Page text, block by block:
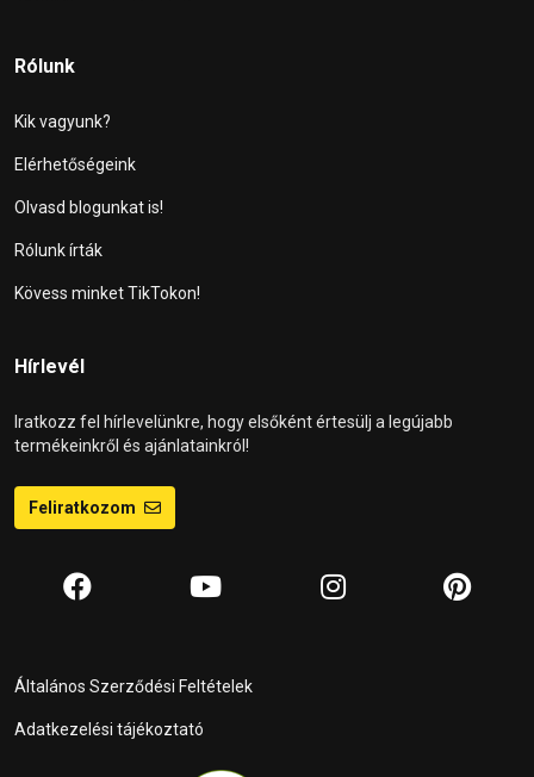
Rólunk
Kik vagyunk?
Elérhetőségeink
Olvasd blogunkat is!
Rólunk írták
Kövess minket TikTokon!
Hírlevél
Iratkozz fel hírlevelünkre, hogy elsőként értesülj a legújabb
termékeinkről és ajánlatainkról!
Feliratkozom
Általános Szerződési Feltételek
Adatkezelési tájékoztató